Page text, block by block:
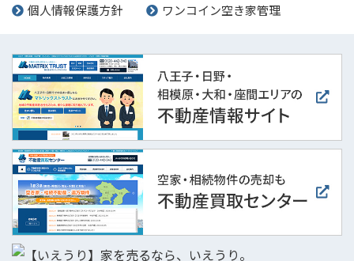
個人情報保護方針
ワンコイン空き家管理